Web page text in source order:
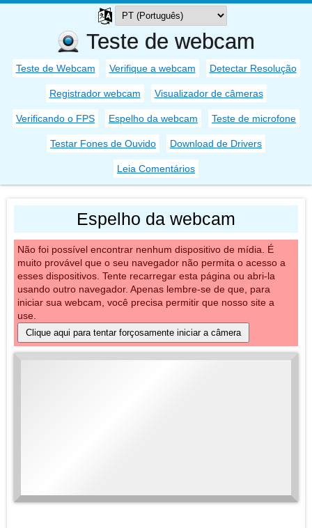
Teste de webcam
Teste de Webcam Verifique a webcam Detectar Resolução
Registrador webcam Visualizador de câmeras
Verificando o FPS Espelho da webcam Teste de microfone
Testar Fones de Ouvido Download de Drivers
Leia Comentários
Espelho da webcam
Não foi possível encontrar nenhum dispositivo de mídia. É
muito provável que o seu navegador não permita o acesso a
esses dispositivos. Tente recarregar esta página ou abri-la
usando outro navegador. Apenas lembre-se de que, para
iniciar sua webcam, você precisa permitir que nosso site a
use.
Clique aqui para tentar forçosamente iniciar a câmera